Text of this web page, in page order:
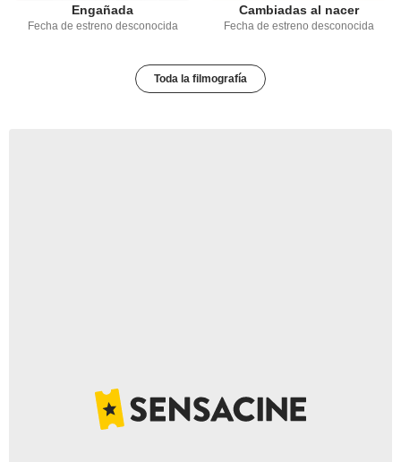
Engañada
Fecha de estreno desconocida
Cambiadas al nacer
Fecha de estreno desconocida
Toda la filmografía